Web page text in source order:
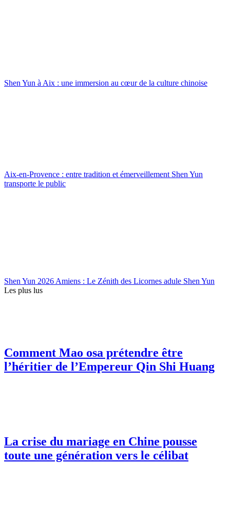
Shen Yun à Aix : une immersion au cœur de la culture chinoise
Aix-en-Provence : entre tradition et émerveillement Shen Yun
transporte le public
Shen Yun 2026 Amiens : Le Zénith des Licornes adule Shen Yun
Les plus lus
Comment Mao osa prétendre être
l’héritier de l’Empereur Qin Shi Huang
La crise du mariage en Chine pousse
toute une génération vers le célibat